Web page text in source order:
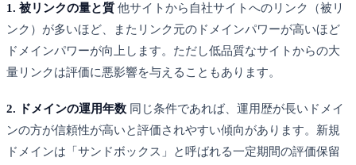
1. 被リンクの量と質 他サイトから自社サイトへのリンク（被リ
ンク）が多いほど、またリンク元のドメインパワーが高いほど
ドメインパワーが向上します。ただし低品質なサイトからの大
量リンクは評価に悪影響を与えることもあります。
2. ドメインの運用年数 同じ条件であれば、運用歴が長いドメイ
ンの方が信頼性が高いと評価されやすい傾向があります。新規
ドメインは「サンドボックス」と呼ばれる一定期間の評価保留